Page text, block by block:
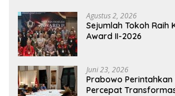
Agustus 2, 2026
Sejumlah Tokoh Raih
Award II-2026
Juni 23, 2026
Prabowo
Percepat